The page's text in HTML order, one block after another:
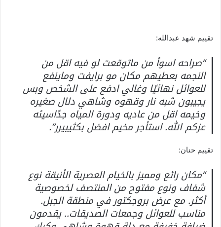
تقييم شهد عبدالله:
“صراحه اسوأ من ماتوقعت لو فيه اقل من
النجمه بعطيهم مكان مو برايفت وماينفع
للعوائل نهائيًا وغالي ادفع على الشخص وبس
يجيبون شبه نار وقهوه وشاهي دلال صغيره
وخيمه اقل من عاديه ودورة المياه جدًاسيئه
عزكم الله. استأجر مخيم افضل بكثيييرر”.
تقييم حنان:
“مكان رائع ومميز بالخيام العصرية الأنيقة نوع
شفاف ونوع مفتوح من المنتصف لخصوصية
أكثر. مع عرض بروجكتور في منطقة الجبل.
مناسب للعوائل وجمعات الصديقات.. يقدمون